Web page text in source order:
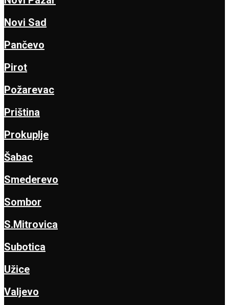
Novi Sad
Pančevo
Pirot
Požarevac
Priština
Prokuplje
Šabac
Smederevo
Sombor
S.Mitrovica
Subotica
Užice
Valjevo